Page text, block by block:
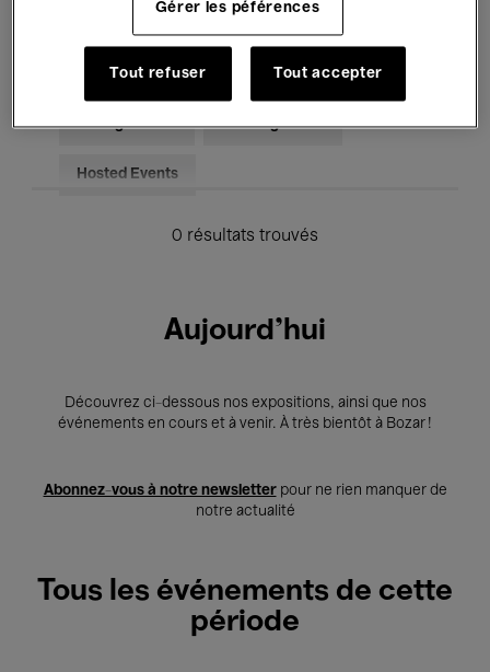
Pour tous Kids’ Palace
Enseignement Visites guidées
Hosted Events
0 résultats trouvés
Aujourd'hui
Découvrez ci-dessous nos expositions, ainsi que nos
événements en cours et à venir. À très bientôt à Bozar !
Abonnez-vous à notre newsletterpour ne rien manquer de
notre actualité
Tous les événements de cette
période
Gérer les péférences
Tout refuser Tout accepter